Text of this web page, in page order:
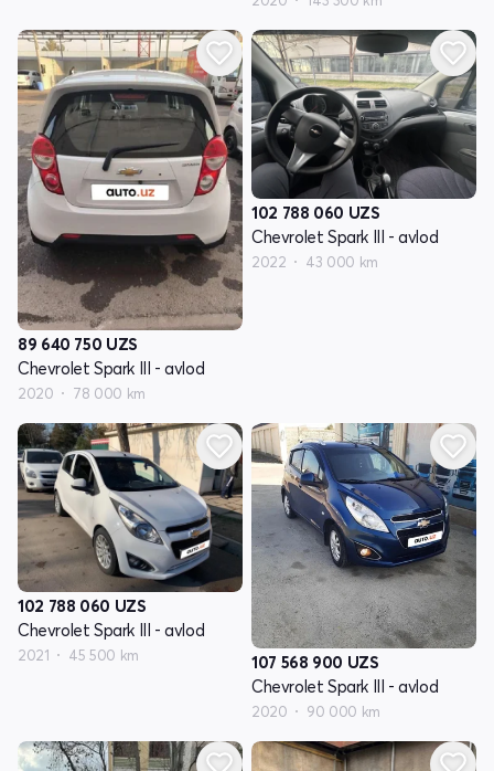
89 640 750 UZS
Chevrolet Spark III - avlod
2020 78 000 km
102 788 060 UZS
Chevrolet Spark III - avlod
2022 43 000 km
102 788 060 UZS
Chevrolet Spark III - avlod
2021 45 500 km 107 568 900 UZS
Chevrolet Spark III - avlod
2020 90 000 km